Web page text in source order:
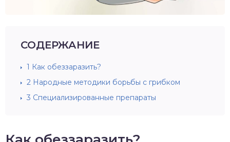
СОДЕРЖАНИЕ
1 Как обеззаразить?
2 Народные методики борьбы с грибком
3 Специализированные препараты